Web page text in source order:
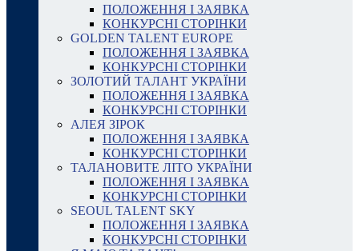
ПОЛОЖЕННЯ І ЗАЯВКА
КОНКУРСНІ СТОРІНКИ
GOLDEN TALENT EUROPE
ПОЛОЖЕННЯ І ЗАЯВКА
КОНКУРСНІ СТОРІНКИ
ЗОЛОТИЙ ТАЛАНТ УКРАЇНИ
ПОЛОЖЕННЯ І ЗАЯВКА
КОНКУРСНІ СТОРІНКИ
АЛЕЯ ЗІРОК
ПОЛОЖЕННЯ І ЗАЯВКА
КОНКУРСНІ СТОРІНКИ
ТАЛАНОВИТЕ ЛІТО УКРАЇНИ
ПОЛОЖЕННЯ І ЗАЯВКА
КОНКУРСНІ СТОРІНКИ
SEOUL TALENT SKY
ПОЛОЖЕННЯ І ЗАЯВКА
КОНКУРСНІ СТОРІНКИ